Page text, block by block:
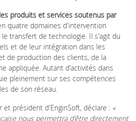
produits et services soutenus par
quatre domaines d'intervention
transfert de technologie. Il s'agit du
et de leur intégration dans les
de production des clients, de la
appliquée. Autant d'activités dans
pleinement sur ses compétences
de son réseau.
et président d'EnginSoft, déclare : «
nous permettra d'être directement